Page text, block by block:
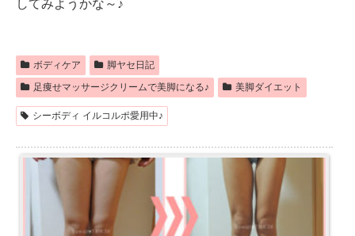
してみようかな～♪
ボディケア
脚ヤセ日記
足痩せマッサージクリームで美脚になる♪
美脚ダイエット
シーボディ イルコルポ愛用中♪